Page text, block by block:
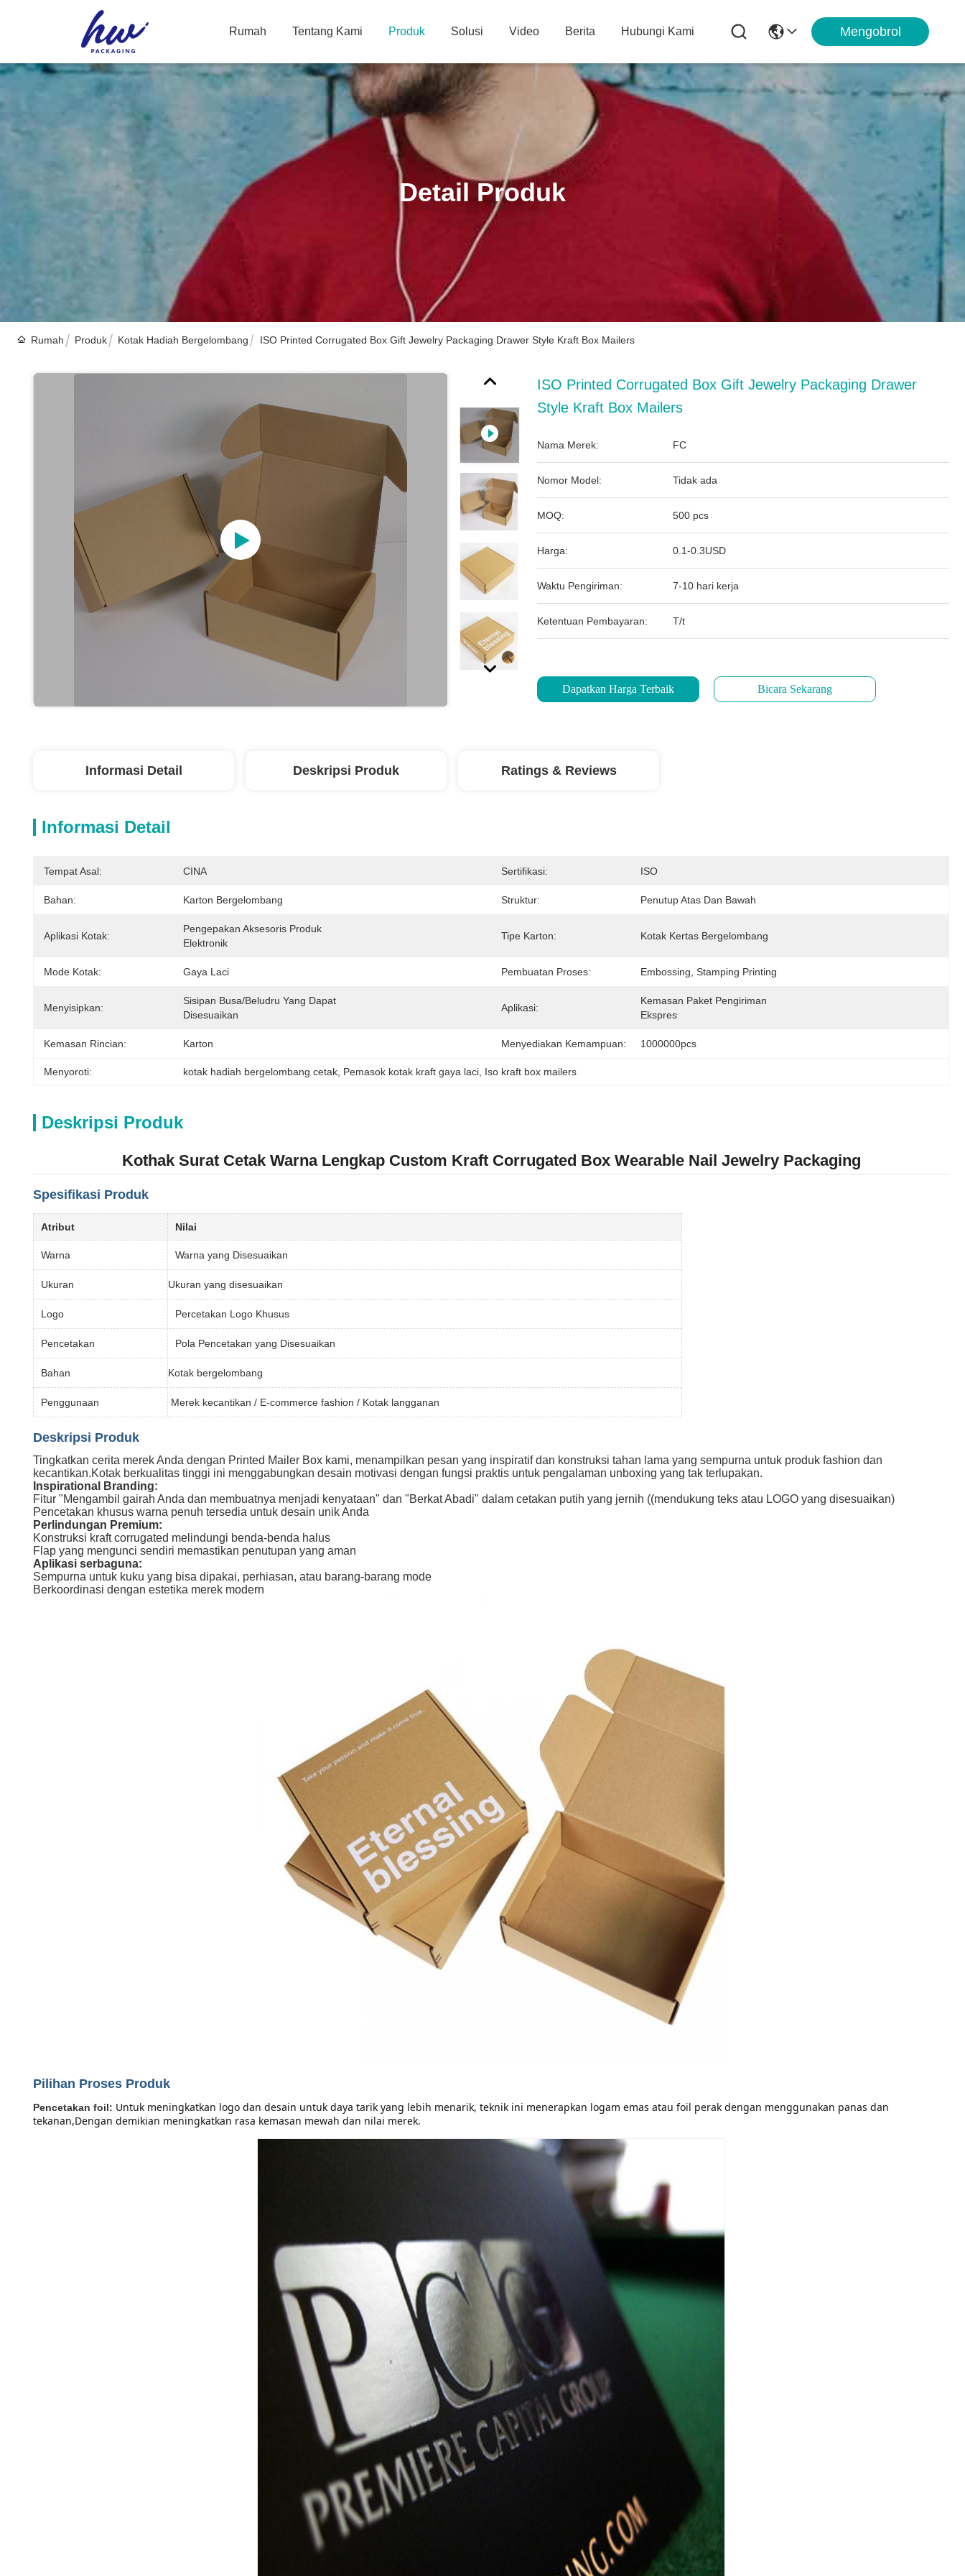
Rumah Tentang Kami Produk Solusi Video Berita Hubungi Kami Mengobrol
Detail Produk
Rumah Produk Kotak Hadiah Bergelombang ISO Printed Corrugated Box Gift Jewelry Packaging Drawer Style Kraft Box Mailers
ISO Printed Corrugated Box Gift Jewelry Packaging Drawer
Style Kraft Box Mailers
Nama Merek: FC
Nomor Model: Tidak ada
MOQ: 500 pcs
Harga: 0.1-0.3USD
Waktu Pengiriman: 7-10 hari kerja
Ketentuan Pembayaran: T/t
Dapatkan Harga Terbaik Bicara Sekarang
Informasi Detail Deskripsi Produk Ratings & Reviews
Informasi Detail
Tempat Asal: CINA Sertifikasi: ISO
Bahan: Karton Bergelombang Struktur: Penutup Atas Dan Bawah
Aplikasi Kotak:
Pengepakan Aksesoris Produk
Elektronik
Tipe Karton: Kotak Kertas Bergelombang
Mode Kotak: Gaya Laci Pembuatan Proses: Embossing, Stamping Printing
Menyisipkan:
Sisipan Busa/beludru Yang Dapat
Disesuaikan
Aplikasi:
Kemasan Paket Pengiriman
Ekspres
Kemasan Rincian: Karton Menyediakan Kemampuan: 1000000pcs
Menyoroti: kotak hadiah bergelombang cetak Pemasok kotak kraft gaya laci Iso kraft box mailers
Deskripsi Produk
Kothak Surat Cetak Warna Lengkap Custom Kraft Corrugated Box Wearable Nail Jewelry Packaging
Spesifikasi Produk
Atribut Nilai
Warna Warna yang Disesuaikan
Ukuran Ukuran yang disesuaikan
Logo Percetakan Logo Khusus
Pencetakan Pola Pencetakan yang Disesuaikan
Bahan Kotak bergelombang
Penggunaan Merek kecantikan / E-commerce fashion / Kotak langganan
Deskripsi Produk
Tingkatkan cerita merek Anda dengan Printed Mailer Box kami, menampilkan pesan yang inspiratif dan konstruksi tahan lama yang sempurna untuk produk fashion dan
kecantikan.Kotak berkualitas tinggi ini menggabungkan desain motivasi dengan fungsi praktis untuk pengalaman unboxing yang tak terlupakan.
Inspirational Branding:
Fitur "Mengambil gairah Anda dan membuatnya menjadi kenyataan" dan "Berkat Abadi" dalam cetakan putih yang jernih ((mendukung teks atau LOGO yang disesuaikan)
Pencetakan khusus warna penuh tersedia untuk desain unik Anda
Perlindungan Premium:
Konstruksi kraft corrugated melindungi benda-benda halus
Flap yang mengunci sendiri memastikan penutupan yang aman
Aplikasi serbaguna:
Sempurna untuk kuku yang bisa dipakai, perhiasan, atau barang-barang mode
Berkoordinasi dengan estetika merek modern
Pilihan Proses Produk
Pencetakan foil: Untuk meningkatkan logo dan desain untuk daya tarik yang lebih menarik, teknik ini menerapkan logam emas atau foil perak dengan menggunakan panas dan
tekanan,Dengan demikian meningkatkan rasa kemasan mewah dan nilai merek.